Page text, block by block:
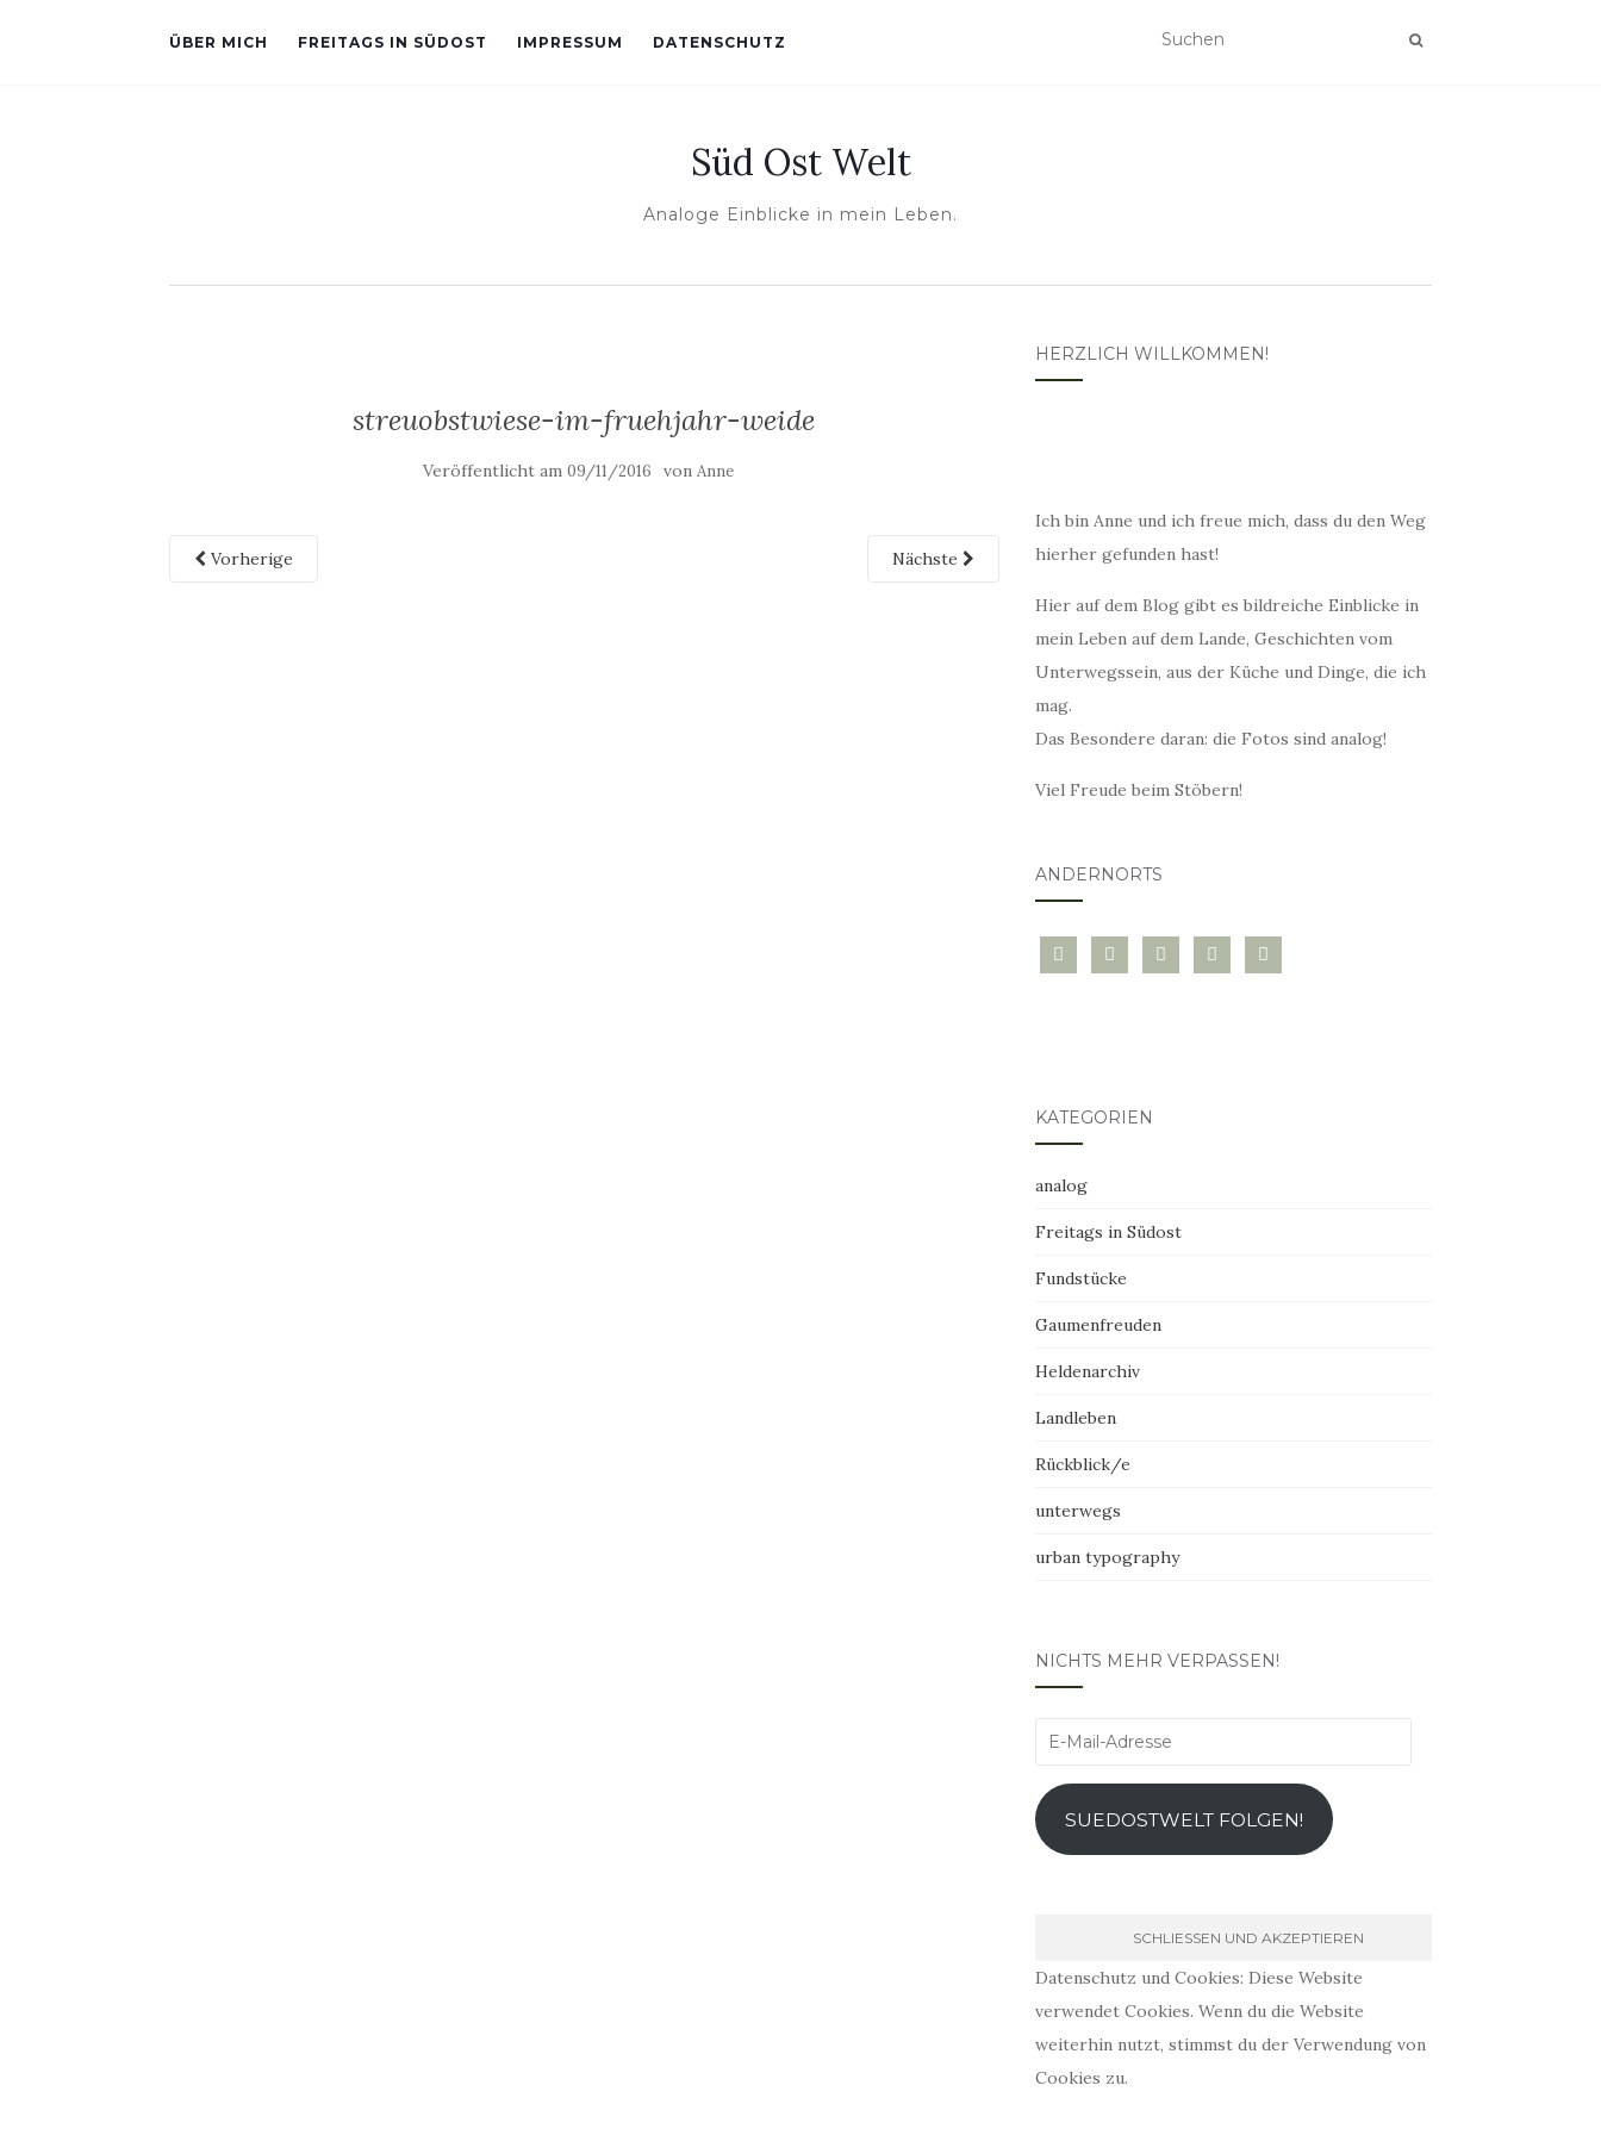
ÜBER MICH FREITAGS IN SÜDOST IMPRESSUM DATENSCHUTZ
Süd Ost Welt
Analoge Einblicke in mein Leben.
streuobstwiese-im-fruehjahr-weide
Veröffentlicht am 09/11/2016 von Anne
Vorherige Nächste
HERZLICH WILLKOMMEN!
Ich bin Anne und ich freue mich, dass du den Weg
hierher gefunden hast!
Hier auf dem Blog gibt es bildreiche Einblicke in
mein Leben auf dem Lande, Geschichten vom
Unterwegssein, aus der Küche und Dinge, die ich
mag.
Das Besondere daran: die Fotos sind analog!
Viel Freude beim Stöbern!
ANDERNORTS
bloglovininstagramtwitter pinterest
mail
KATEGORIEN
analog
Freitags in Südost
Fundstücke
Gaumenfreuden
Heldenarchiv
Landleben
Rückblick/e
unterwegs
urban typography
NICHTS MEHR VERPASSEN!
E-
Adresse
SUEDOSTWELT FOLGEN!
Datenschutz und Cookies: Diese Website
verwendet Cookies. Wenn du die Website
weiterhin nutzt, stimmst du der Verwendung von
Cookies zu.